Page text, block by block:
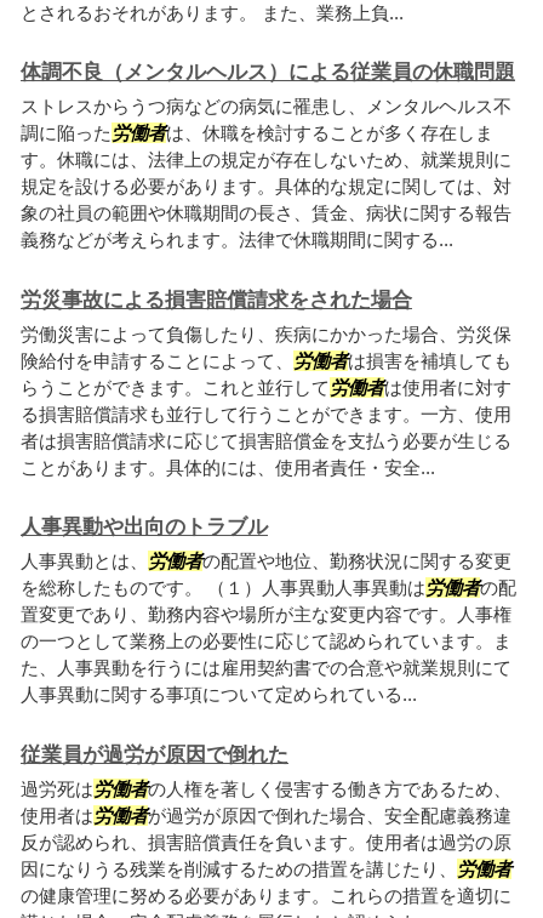
とされるおそれがあります。 また、業務上負...
体調不良（メンタルヘルス）による従業員の休職問題
ストレスからうつ病などの病気に罹患し、メンタルヘルス不
調に陥った 労働者は、休職を検討することが多く存在しま
す。休職には、法律上の規定が存在しないため、就業規則に
規定を設ける必要があります。具体的な規定に関しては、対
象の社員の範囲や休職期間の長さ、賃金、病状に関する報告
義務などが考えられます。法律で休職期間に関する...
労災事故による損害賠償請求をされた場合
労働災害によって負傷したり、疾病にかかった場合、労災保
険給付を申請することによって、
労働者は損害を補填しても
らうことができます。これと並行して 労働者は使用者に対す
る損害賠償請求も並行して行うことができます。一方、使用
者は損害賠償請求に応じて損害賠償金を支払う必要が生じる
ことがあります。具体的には、使用者責任・安全...
人事異動や出向のトラブル
人事異動とは、 労働者の配置や地位、勤務状況に関する変更
を総称したものです。 （１）人事異動人事異動は労働者の配
置変更であり、勤務内容や場所が主な変更内容です。人事権
の一つとして業務上の必要性に応じて認められています。ま
た、人事異動を行うには雇用契約書での合意や就業規則にて
人事異動に関する事項について定められている...
従業員が過労が原因で倒れた
過労死は労働者の人権を著しく侵害する働き方であるため、
使用者は労働者が過労が原因で倒れた場合、安全配慮義務違
反が認められ、損害賠償責任を負います。使用者は過労の原
因になりうる残業を削減するための措置を講じたり、
労働者
の健康管理に努める必要があります。これらの措置を適切に